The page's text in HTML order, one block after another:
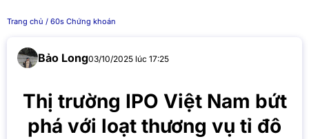
Trang chủ / 60s Chứng khoán
Bảo Long03/10/2025 lúc 17:25
Thị trường IPO Việt Nam bứt
phá với loạt thương vụ tỉ đô